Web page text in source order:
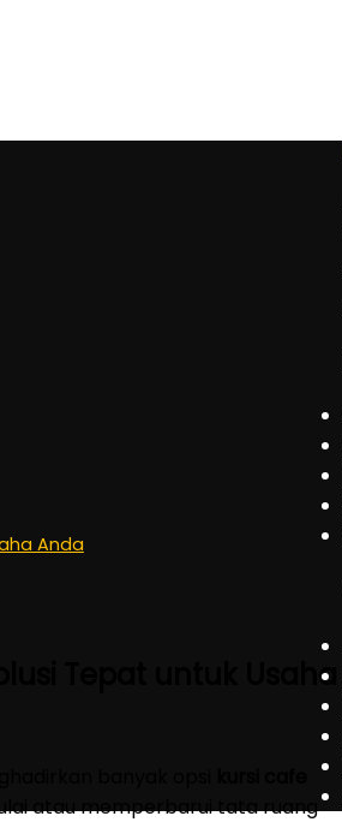
Anda
Tepat untuk Usaha
atau memperbarui tata ruang